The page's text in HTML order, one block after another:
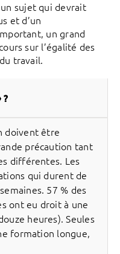
sujet qui devrait
et d’un
un grand
sur l’égalité des
travail.
doivent être
précaution tant
différentes. Les
qui durent de
57 % des
ont eu droit à une
heures). Seules
formation longue,